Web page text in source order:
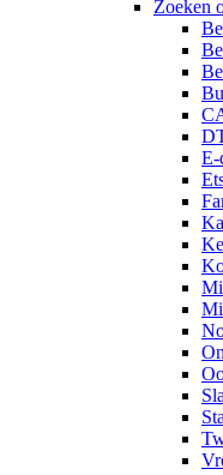
Zoeken
E-